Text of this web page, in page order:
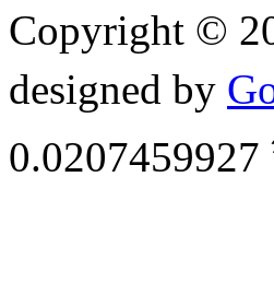
Copyright ©
designed by
0.0207459927